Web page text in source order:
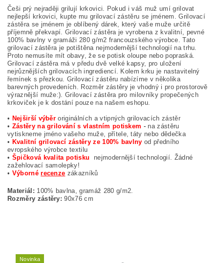
Češi prý nejraději grilují krkovici. Pokud i váš muž umí grilovat
nejlepší krkovici, kupte mu grilovací zástěru se jménem. Grilovací
zástěra se jménem je oblíbený dárek, který vaše muže určitě
příjemně překvapí. Grilovací zástěra je vyrobena z kvalitní, pevné
100% bavlny v gramáži 280 g/m2 francouzského výrobce. Tato
grilovací zástěra je potištěna nejmodernější technologií na trhu.
Proto nemusíte mít obavy, že se potisk oloupe nebo popraská.
Grilovací zástěra má v předu dvě velké kapsy, pro uložení
nejrůznějších grilovacích ingrediencí. Kolem krku je nastavitelný
řemínek s přezkou. Grilovací zástěru nabízíme v několika
barevných provedeních. Rozměr zástěry je vhodný i pro prostorově
výraznější muže:). Grilovací zástěra pro milovníky propečených
krkoviček je k dostání pouze na našem eshopu.
• Nejširší výběr originálních a vtipných grilovacích zástěr
• Zástěry na grilování s vlastním potiskem - na zástěru
vytiskneme jméno vašeho muže, přítele, táty nebo dědečka
• Kvalitní grilovací zástěry ze 100% bavlny od předního
evropského výrobce textilu
• Špičková kvalita potisku
nejmodernější technologií. Žádné
zažehlovací samolepky!
• Výbornérecenze zákazníků
Materiál: 100% bavlna, gramáž 280 g/m2.
Rozměry zástěry: 90x76 cm
Novinka